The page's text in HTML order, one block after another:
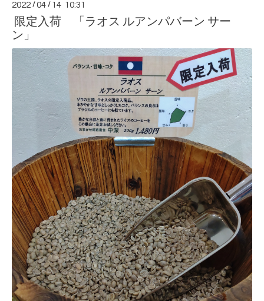
2022 /04 / 14 10:31
限定入荷 「ラオス ルアンパバーン サー
ン」